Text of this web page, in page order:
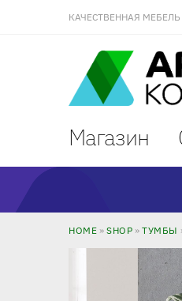
КАЧЕСТВЕННАЯ
Магазин
HOME »SHOP »ТУМБЫ